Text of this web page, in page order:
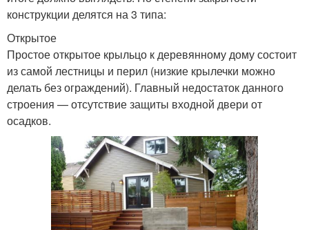
конструкции делятся на 3 типа:
Открытое
Простое открытое крыльцо к деревянному дому состоит
из самой лестницы и перил (низкие крылечки можно
делать без ограждений). Главный недостаток данного
строения — отсутствие защиты входной двери от
осадков.